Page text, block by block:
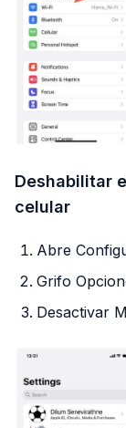
Deshabilitar
celular
Abre
Grifo
Desactivar